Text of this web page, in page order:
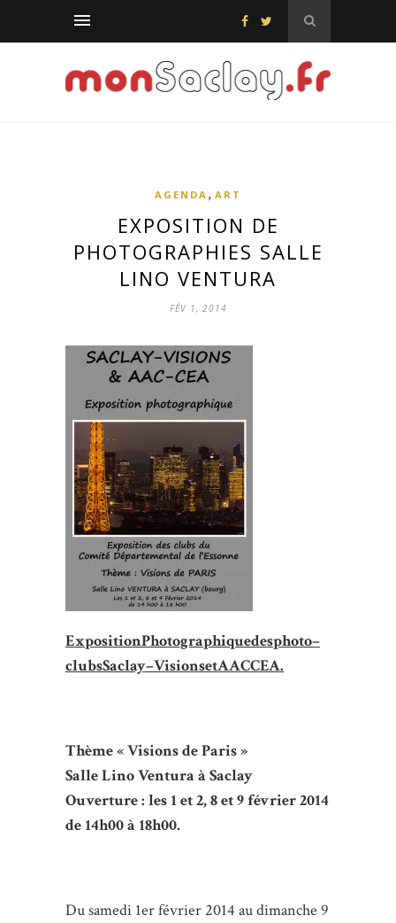
AGENDA , ART
EXPOSITION DE
PHOTOGRAPHIES SALLE
LINO VENTURA
FÉV 1, 2014
ExpositionPhotographiquedesphoto–
clubsSaclay–VisionsetAACCEA.
Thème « Visions de Paris »
Salle Lino Ventura à Saclay
Ouverture : les 1 et 2, 8 et 9 février 2014
de 14h00 à 18h00.
Du samedi 1er février 2014 au dimanche 9